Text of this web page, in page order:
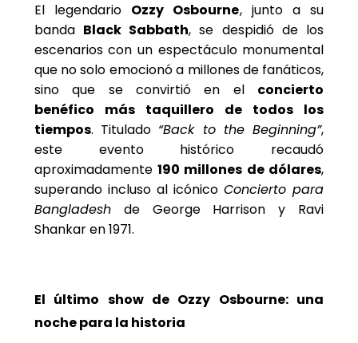
El legendario Ozzy Osbourne, junto a su
banda Black Sabbath, se despidió de los
escenarios con un espectáculo monumental
que no solo emocionó a millones de fanáticos,
sino que se convirtió en el concierto
benéfico más taquillero de todos los
tiempos. Titulado “Back to the Beginning”,
este evento histórico recaudó
aproximadamente190 millones de dólares,
superando incluso al icónicoConcierto para
Bangladeshde George Harrison y Ravi
Shankar en 1971.
El último show de Ozzy Osbourne: una
noche para la historia